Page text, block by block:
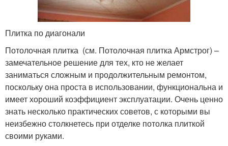
Плитка по диагонали
Потолочная плитка (см. Потолочная плитка Армстрог) –
замечательное решение для тех, кто не желает
заниматься сложным и продолжительным ремонтом,
поскольку она проста в использовании, функциональна и
имеет хороший коэффициент эксплуатации. Очень ценно
знать несколько практических советов, с которыми вы
неизбежно столкнетесь при отделке потолка плиткой
своими руками.